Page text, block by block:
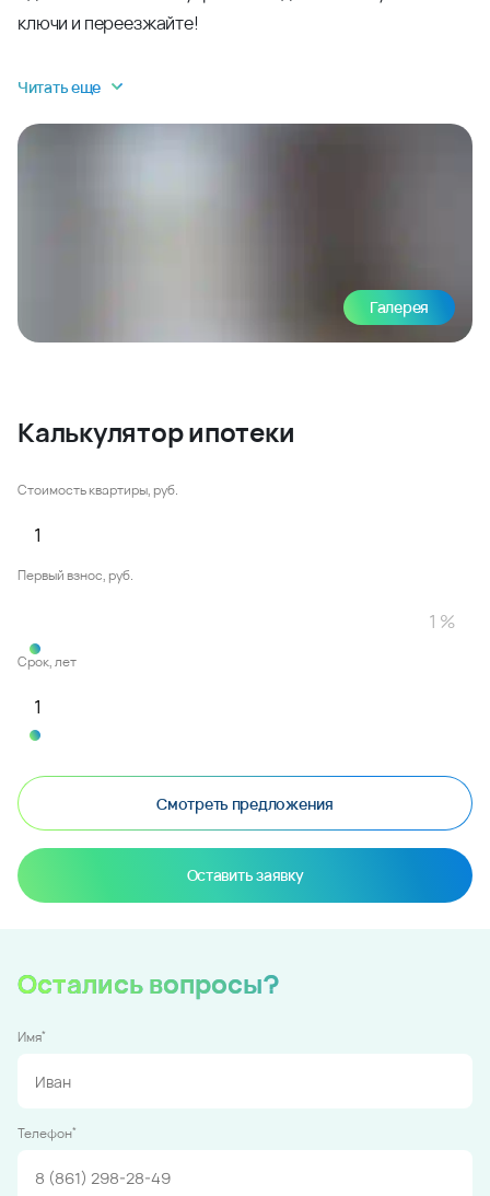
ключи и переезжайте!
Читать еще
Галерея
Калькулятор ипотеки
Стоимость квартиры, руб.
Первый взнос, руб.
Срок, лет
Смотреть предложения
Оставить заявку
Остались вопросы?
Имя*
Телефон*